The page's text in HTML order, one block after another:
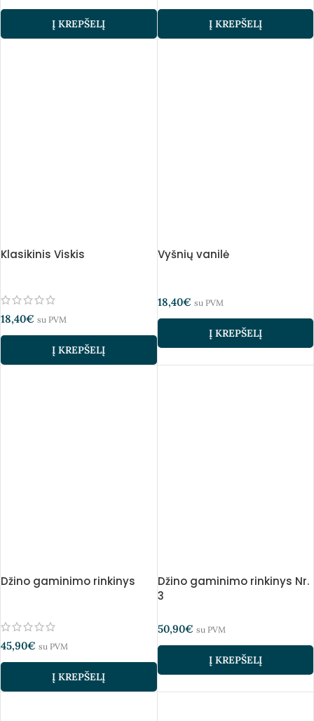
Į KREPŠELĮ Į KREPŠELĮ
Klasikinis Viskis
18,40€ su PVM
Į KREPŠELĮ
Vyšnių vanilė
18,40€ su PVM
Į KREPŠELĮ
Džino gaminimo rinkinys
45,90€ su PVM
Į KREPŠELĮ
Džino gaminimo rinkinys Nr.
3
50,90€ su PVM
Į KREPŠELĮ